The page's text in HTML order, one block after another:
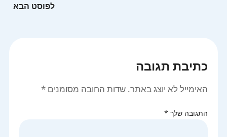
כתיבת תגובה
האימייל לא יוצג באתר. שדות החובה מסומנים *
התגובה שלך *